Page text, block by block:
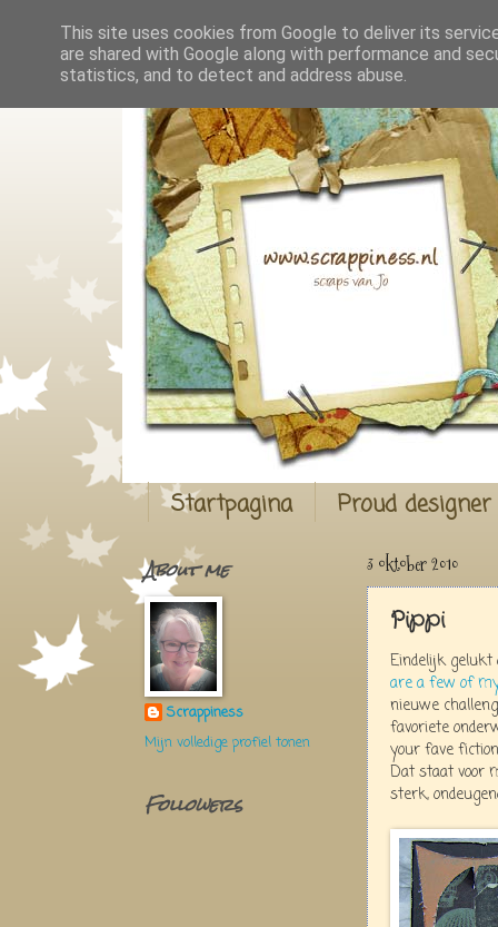
Startpagina Proud
3 oktober 2010
Pippi
Eindelijk
are a few of
nieuwe
favoriete
your fave
Dat staat voor
sterk,
About me
Scrappiness
Mijn volledige profiel tonen
Followers
This site uses cookies from Google to deliver its
are shared with Google along with performance and
statistics, and to detect and address abuse.